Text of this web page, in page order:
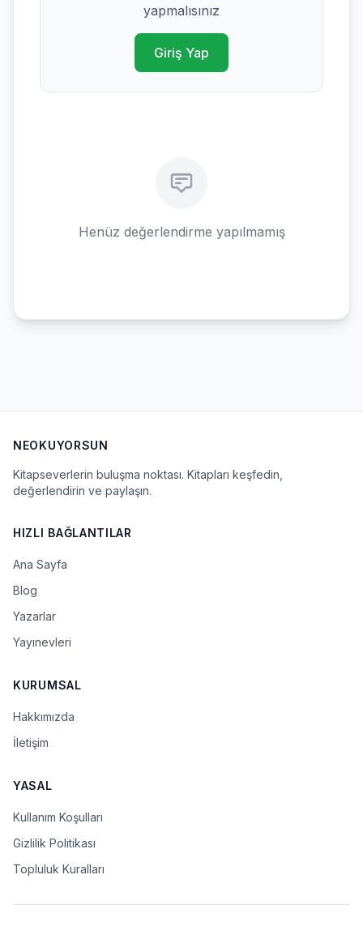
yapmalısınız
Giriş Yap
Henüz değerlendirme yapılmamış
NEOKUYORSUN
Kitapseverlerin buluşma noktası. Kitapları keşfedin,
değerlendirin ve paylaşın.
HIZLI BAĞLANTILAR
Ana Sayfa
Blog
Yazarlar
Yayınevleri
KURUMSAL
Hakkımızda
İletişim
YASAL
Kullanım Koşulları
Gizlilik Politikası
Topluluk Kuralları